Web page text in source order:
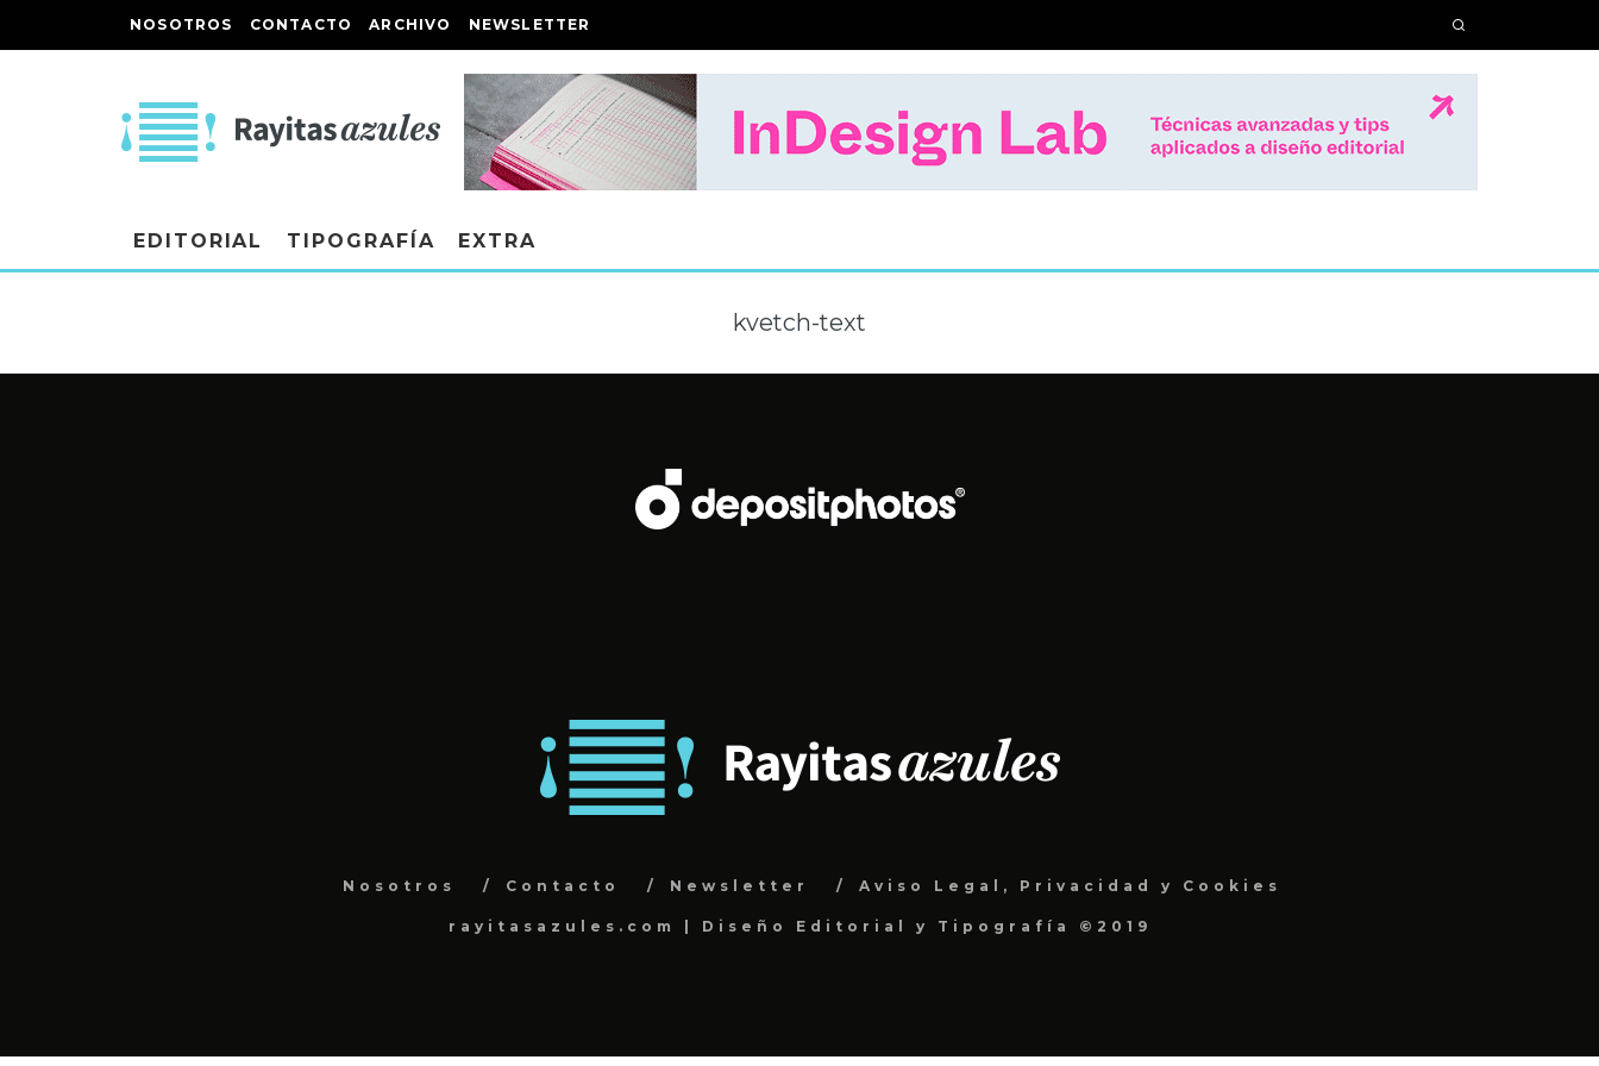
NOSOTROS CONTACTO ARCHIVO NEWSLETTER
EDITORIAL TIPOGRAFÍA EXTRA
kvetch-text
Nosotros Contacto Newsletter Aviso Legal, Privacidad y Cookies
rayitasazules.com | Diseño Editorial y Tipografía ©2019